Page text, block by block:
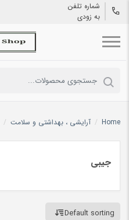
شماره تلفن
به زودی
Home
/ آرایشی ، بهداشتی و سلامت /
جیبی
Default sorting